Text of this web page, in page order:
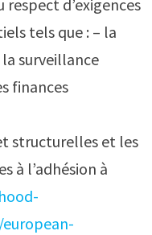
respect d’exigences
tels que : – la
surveillance
finances
structurelles et les
à l’adhésion à